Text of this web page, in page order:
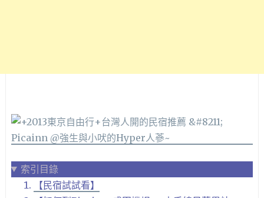
索引目錄
【民宿試試看】